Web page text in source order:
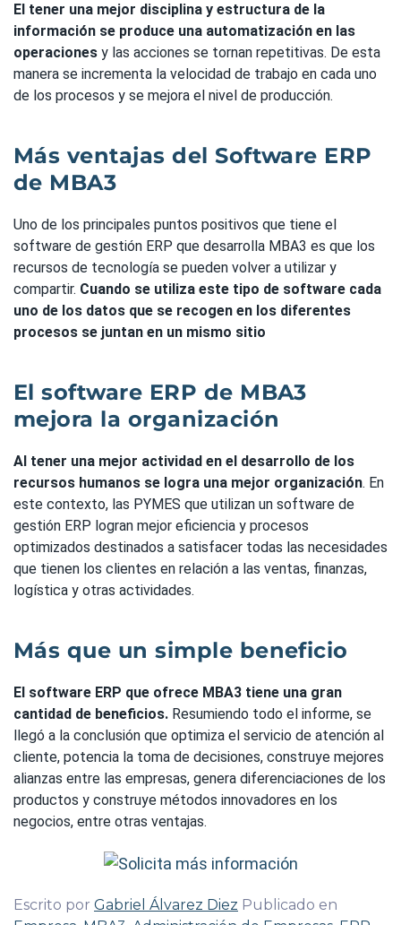
El tener una mejor disciplina y estructura de la
información se produce una automatización en las
operaciones y las acciones se tornan repetitivas. De esta
manera se incrementa la velocidad de trabajo en cada uno
de los procesos y se mejora el nivel de producción.
Más ventajas del Software ERP
de MBA3
Uno de los principales puntos positivos que tiene el
software de gestión ERP que desarrolla MBA3 es que los
recursos de tecnología se pueden volver a utilizar y
compartir. Cuando se utiliza este tipo de software cada
uno de los datos que se recogen en los diferentes
procesos se juntan en un mismo sitio
El software ERP de MBA3
mejora la organización
Al tener una mejor actividad en el desarrollo de los
recursos humanos se logra una mejor organización. En
este contexto, las PYMES que utilizan un software de
gestión ERP logran mejor eficiencia y procesos
optimizados destinados a satisfacer todas las necesidades
que tienen los clientes en relación a las ventas, finanzas,
logística y otras actividades.
Más que un simple beneficio
El software ERP que ofrece MBA3 tiene una gran
cantidad de beneficios. Resumiendo todo el informe, se
llegó a la conclusión que optimiza el servicio de atención al
cliente, potencia la toma de decisiones, construye mejores
alianzas entre las empresas, genera diferenciaciones de los
productos y construye métodos innovadores en los
negocios, entre otras ventajas.
Escrito por Gabriel Álvarez Diez Publicado en